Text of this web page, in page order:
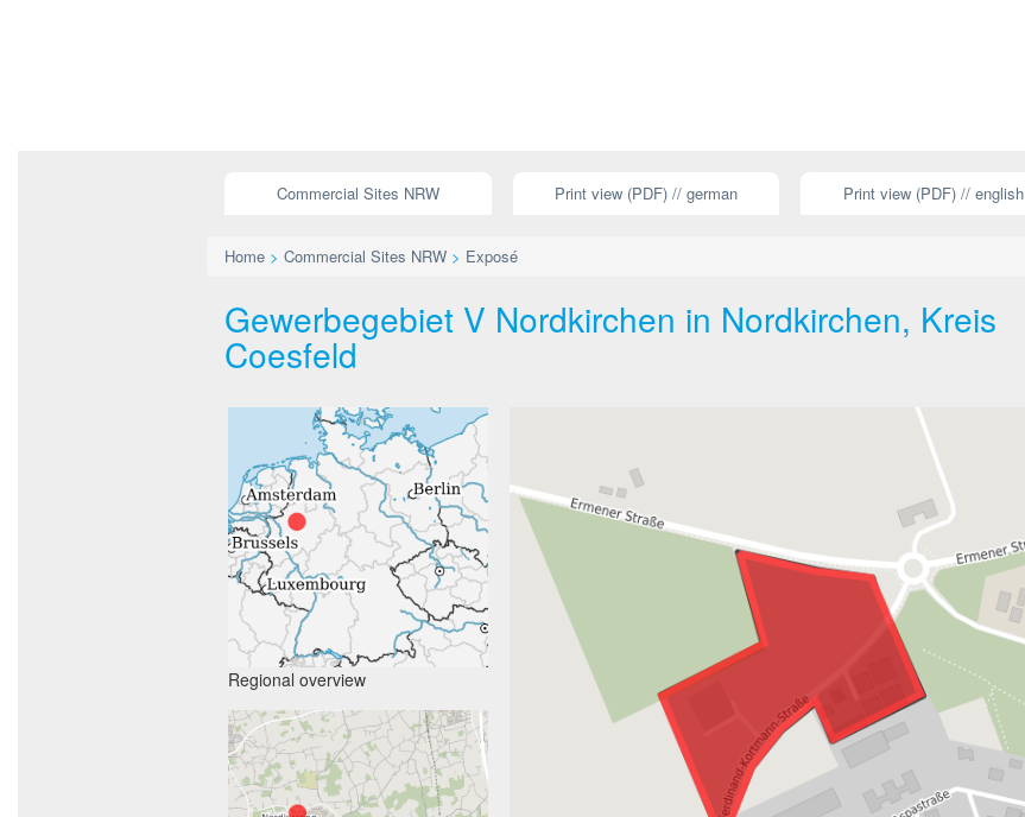
Commercial Sites NRW Print view (PDF) // german Print view (PDF) // english
Home > Commercial Sites NRW > Exposé
Gewerbegebiet V Nordkirchen in Nordkirchen, Kreis
Coesfeld
Regional overview